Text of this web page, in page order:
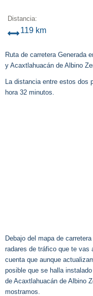
Distancia:
119 km
Ruta de carretera Generada
y Acaxtlahuacán de Albino
La distancia entre estos dos
hora 32 minutos.
Debajo del mapa de
radares de tráfico que te vas
cuenta que aunque
posible que se halla
de Acaxtlahuacán de Albino
mostramos.